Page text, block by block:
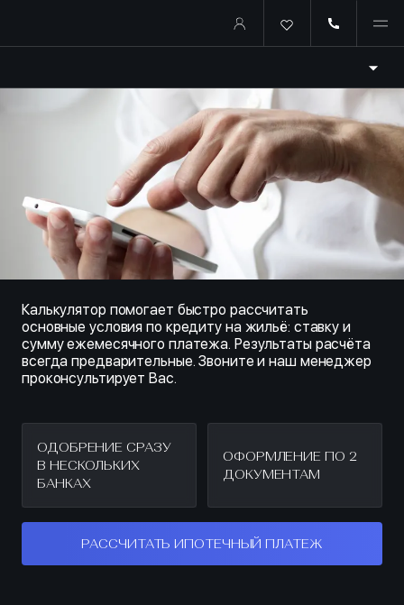
Купить квартиру в ипотеку
Калькулятор помогает быстро рассчитать
основные условия по кредиту на жильё: ставку и
сумму ежемесячного платежа. Результаты расчёта
всегда предварительные. Звоните и наш менеджер
проконсультирует Вас.
ОДОБРЕНИЕ СРАЗУ
В НЕСКОЛЬКИХ
БАНКАХ
ОФОРМЛЕНИЕ ПО 2
ДОКУМЕНТАМ
РАССЧИТАТЬ ИПОТЕЧНЫЙ ПЛАТЕЖ